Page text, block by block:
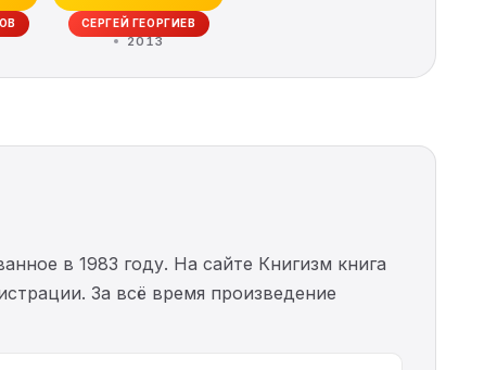
СЕРГЕЙ ГЕОРГИЕВ
2013
в 1983 году. На сайте Книгизм книга
За всё время произведение